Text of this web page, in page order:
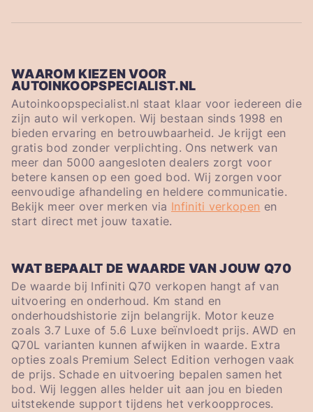
WAAROM KIEZEN VOOR
AUTOINKOOPSPECIALIST.NL
Autoinkoopspecialist.nl staat klaar voor iedereen die
zijn auto wil verkopen. Wij bestaan sinds 1998 en
bieden ervaring en betrouwbaarheid. Je krijgt een
gratis bod zonder verplichting. Ons netwerk van
meer dan 5000 aangesloten dealers zorgt voor
betere kansen op een goed bod. Wij zorgen voor
eenvoudige afhandeling en heldere communicatie.
Bekijk meer over merken via Infiniti verkopen en
start direct met jouw taxatie.
WAT BEPAALT DE WAARDE VAN JOUW Q70
De waarde bij Infiniti Q70 verkopen hangt af van
uitvoering en onderhoud. Km stand en
onderhoudshistorie zijn belangrijk. Motor keuze
zoals 3.7 Luxe of 5.6 Luxe beïnvloedt prijs. AWD en
Q70L varianten kunnen afwijken in waarde. Extra
opties zoals Premium Select Edition verhogen vaak
de prijs. Schade en uitvoering bepalen samen het
bod. Wij leggen alles helder uit aan jou en bieden
uitstekende support tijdens het verkoopproces.